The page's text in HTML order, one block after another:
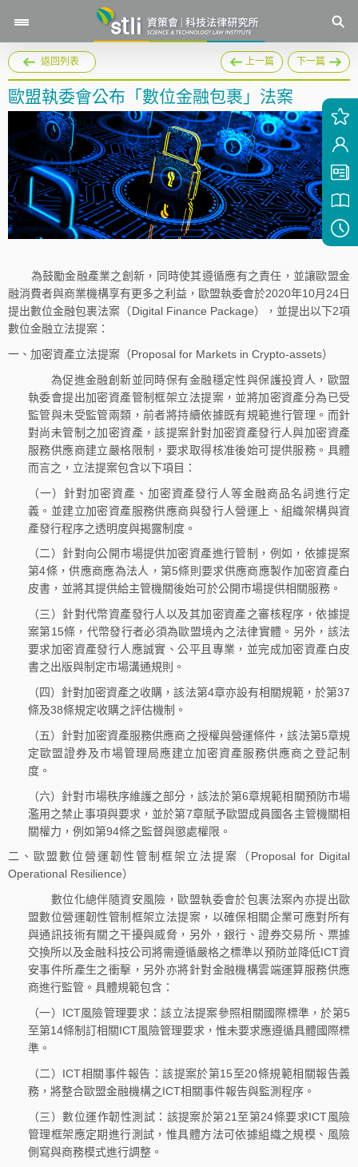
返回列表 上一篇 下一篇
歐盟執委會公布「數位金融包裹」法案
為鼓勵金融產業之創新，同時使其遵循應有之責任，並讓歐盟金
融消費者與商業機構享有更多之利益，歐盟執委會於2020年10月24日
提出數位金融包裹法案（Digital Finance Package），並提出以下2項
數位金融立法提案：
一、加密資產立法提案（Proposal for Markets in Crypto-assets）
為促進金融創新並同時保有金融穩定性與保護投資人，歐盟
執委會提出加密資產管制框架立法提案，並將加密資產分為已受
監管與未受監管兩類，前者將持續依據既有規範進行管理。而針
對尚未管制之加密資產，該提案針對加密資產發行人與加密資產
服務供應商建立嚴格限制，要求取得核准後始可提供服務。具體
而言之，立法提案包含以下項目：
（一）針對加密資產、加密資產發行人等金融商品名詞進行定
義。並建立加密資產服務供應商與發行人營運上、組織架構與資
產發行程序之透明度與揭露制度。
（二）針對向公開市場提供加密資產進行管制，例如，依據提案
第4條，供應商應為法人，第5條則要求供應商應製作加密資產白
皮書，並將其提供給主管機關後始可於公開市場提供相關服務。
（三）針對代幣資產發行人以及其加密資產之審核程序，依據提
案第15條，代幣發行者必須為歐盟境內之法律實體。另外，該法
要求加密資產發行人應誠實、公平且專業，並完成加密資產白皮
書之出版與制定市場溝通規則。
（四）針對加密資產之收購，該法第4章亦設有相關規範，於第37
條及38條規定收購之評估機制。
（五）針對加密資產服務供應商之授權與營運條件，該法第5章規
定歐盟證券及市場管理局應建立加密資產服務供應商之登記制
度。
（六）針對市場秩序維護之部分，該法於第6章規範相關預防市場
濫用之禁止事項與要求，並於第7章賦予歐盟成員國各主管機關相
關權力，例如第94條之監督與懲處權限。
二、歐盟數位營運韌性管制框架立法提案（Proposal for Digital
Operational Resilience）
數位化總伴隨資安風險，歐盟執委會於包裹法案內亦提出歐
盟數位營運韌性管制框架立法提案，以確保相關企業可應對所有
與通訊技術有關之干擾與威脅，另外，銀行、證券交易所、票據
交換所以及金融科技公司將需遵循嚴格之標準以預防並降低ICT資
安事件所產生之衝擊，另外亦將針對金融機構雲端運算服務供應
商進行監管。具體規範包含：
（一）ICT風險管理要求：該立法提案參照相關國際標準，於第5
至第14條制訂相關ICT風險管理要求，惟未要求應遵循具體國際標
準。
（二）ICT相關事件報告：該提案於第15至20條規範相關報告義
務，將整合歐盟金融機構之ICT相關事件報告與監測程序。
（三）數位運作韌性測試：該提案於第21至第24條要求ICT風險
管理框架應定期進行測試，惟具體方法可依據組織之規模、風險
側寫與商務模式進行調整。